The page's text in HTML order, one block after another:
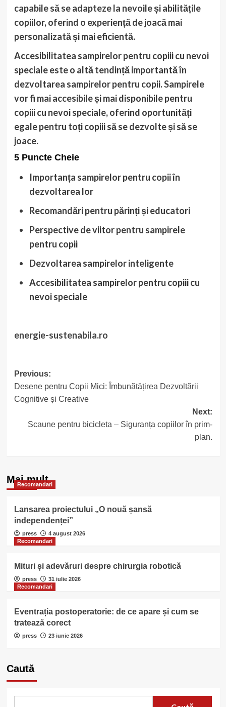
capabile să se adapteze la nevoile și abilitățile
copiilor, oferind o experiență de joacă mai
personalizată și mai eficientă.
Accesibilitatea sampirelor pentru copiii cu nevoi
specialeeste o altă tendință importantă în
dezvoltarea sampirelor pentru copii. Sampirele
vor fi mai accesibile și mai disponibile pentru
copiii cu nevoi speciale, oferind oportunități
egale pentru toți copiii să se dezvolte și să se
joace.
5 Puncte Cheie
Importanța sampirelor pentru copii în
dezvoltarea lor
Recomandări pentru părinți și educatori
Perspective de viitor pentru sampirele
pentru copii
Dezvoltarea sampirelor inteligente
Accesibilitatea sampirelor pentru copiii cu
nevoi speciale
energie-sustenabila.ro
Post
navigation
Previous:
Desene pentru Copii Mici: Îmbunătățirea Dezvoltării
Cognitive și Creative
Next:
Scaune pentru bicicleta – Siguranța copiilor în prim-
plan.
Mai mult
Recomandari
Lansarea proiectului „O nouă șansă
independenței”
press
4 august 2026
Recomandari
Mituri și adevăruri despre chirurgia robotică
press
31 iulie 2026
Recomandari
Eventrația postoperatorie: de ce apare și cum se
tratează corect
press 23 iunie 2026
Caută